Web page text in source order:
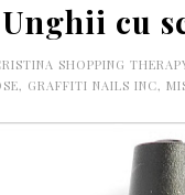
Unghii cu
SHOPPING
, GRAFFITI NAILS INC,